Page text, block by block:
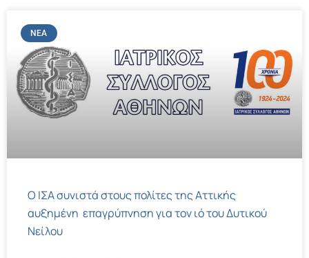
ΝΈΑ
Ο ΙΣΑ συνιστά στους πολίτες της Αττικής
αυξημένη επαγρύπνηση για τον ιό του Δυτικού
Νείλου